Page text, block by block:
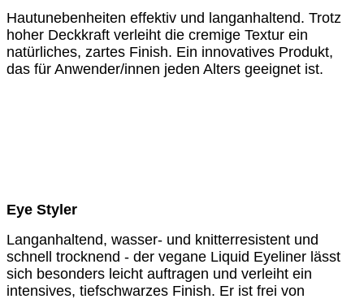
Hautunebenheiten effektiv und langanhaltend. Trotz
hoher Deckkraft verleiht die cremige Textur ein
natürliches, zartes Finish. Ein innovatives Produkt,
das für Anwender/innen jeden Alters geeignet ist.
Eye Styler
Langanhaltend, wasser- und knitterresistent und
schnell trocknend - der vegane Liquid Eyeliner lässt
sich besonders leicht auftragen und verleiht ein
intensives, tiefschwarzes Finish. Er ist frei von